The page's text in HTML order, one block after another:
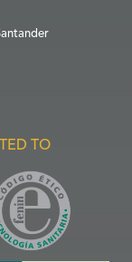
TO